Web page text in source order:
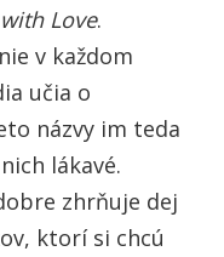
Love.
v každom
učia o
názvy im teda
lákavé.
zhrňuje dej
ktorí si chcú